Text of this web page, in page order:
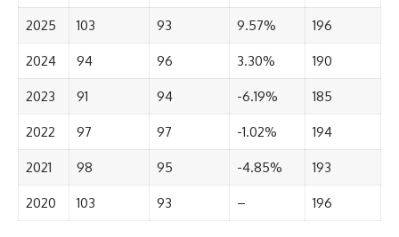
2025 103 93 9.57% 196
2024 94 96 3.30% 190
2023 91 94 -6.19% 185
2022 97 97 -1.02% 194
2021 98 95 -4.85% 193
2020 103 93 – 196